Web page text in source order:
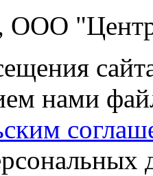
ООО "Центр
нами